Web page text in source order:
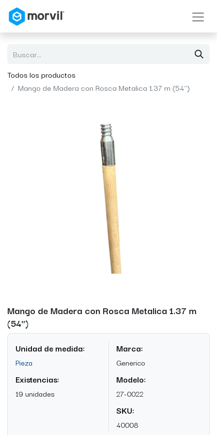
Todos los productos
Mango de Madera con Rosca Metalica 1.37 m (54")
Mango de Madera con Rosca Metalica 1.37 m
(54")
Unidad de medida:
Pieza
Existencias:
19 unidades
Marca:
Generico
Modelo:
27-0022
SKU:
40008